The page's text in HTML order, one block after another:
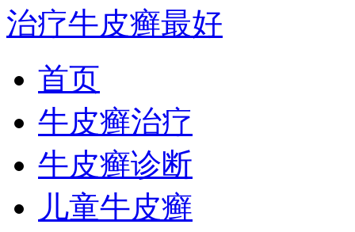
首页
牛皮癣治疗
牛皮癣诊断
儿童牛皮癣